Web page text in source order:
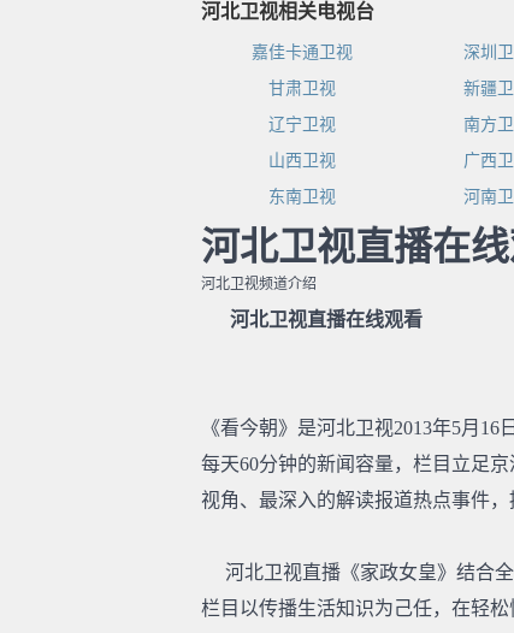
河北卫视相关电视台
嘉佳卡通卫视 深圳
甘肃卫视
新疆
辽宁卫视
南方
山西卫视
广西
东南卫视
河南
河北卫视直播在
河北卫视频道介绍
河北卫视直播在线观看
《看今朝》是河北卫视2013年5月
每天60分钟的新闻容量，栏目立足
视角、最深入的解读报道热点事件，
河北卫视直播《家政女皇》结合全
栏目以传播生活知识为己任，在轻